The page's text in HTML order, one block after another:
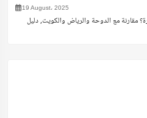
19 August، 2025
مقارنة مع الدوحة والرياض والكويت, دليل